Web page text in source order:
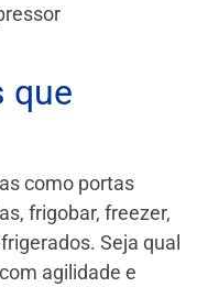
que
como portas
frigobar, freezer,
Seja qual
agilidade e